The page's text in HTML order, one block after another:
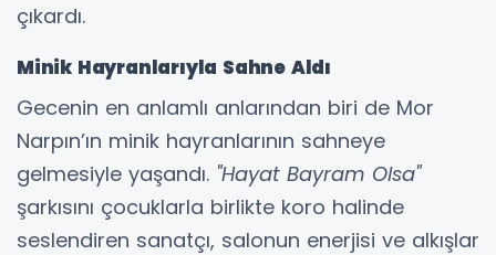
çıkardı.
Minik Hayranlarıyla Sahne Aldı
Gecenin en anlamlı anlarından biri de Mor
Narpın’ın minik hayranlarının sahneye
gelmesiyle yaşandı. "Hayat Bayram Olsa"
şarkısını çocuklarla birlikte koro halinde
seslendiren sanatçı, salonun enerjisi ve alkışlar